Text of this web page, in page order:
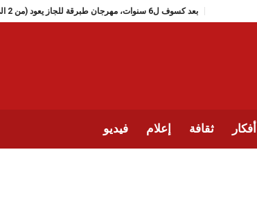
بعد كسوف ل6 سنوات، مهرجان طبرقة للجاز يعود (من 2 الى 9 جويلية 2026)
أفكار ثقافة إعلام فيديو